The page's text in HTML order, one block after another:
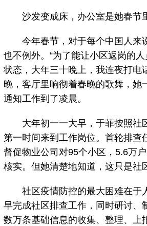
沙发变成床，办公室是她春节
今年春节，对于每个中国人来
也不例外。“为了能让小区返岗的
状态，大年三十晚上，我连夜打电
晚，客厅里响彻着春晚的歌舞，她
通知工作到了凌晨。
大年初一一大早，于菲按照社
第一时间来到工作岗位。首轮排查
督促物业公司对95个小区，5.6万
核实。但她清楚地知道，这只是社
社区疫情防控的最大困难在于
早完成社区排查工作，同时研讨、
数万条基础信息的收集、整理、上